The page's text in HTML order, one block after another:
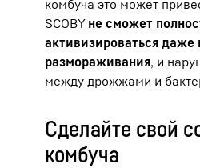
комбуча это может
SCOBY не сможет
активизироваться даже
размораживания, и
между дрожжами и
Сделайте свой
комбуча